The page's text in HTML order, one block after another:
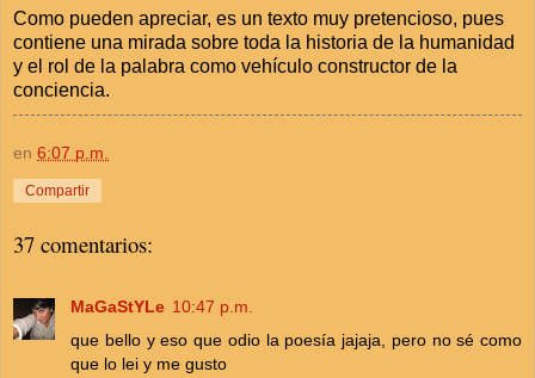
Como pueden apreciar, es un texto muy pretencioso, pues
contiene una mirada sobre toda la historia de la humanidad
y el rol de la palabra como vehículo constructor de la
conciencia.
en 6:07 p.m.
Compartir
37 comentarios:
MaGaStYLe 10:47 p.m.
que bello y eso que odio la poesía jajaja, pero no sé como
que lo lei y me gusto